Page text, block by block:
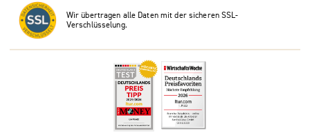
Wir übertragen alle Daten mit der sicheren SSL-
Verschlüsselung.